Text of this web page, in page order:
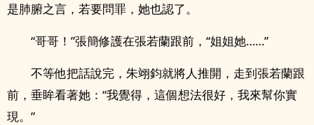
是肺腑之言，若要問罪，她也認了。
“哥哥！”張簡修護在張若蘭跟前，“姐姐她……”
不等他把話說完，朱翊鈞就將人推開，走到張若蘭跟
前，垂眸看著她：“我覺得，這個想法很好，我來幫你實
現。”